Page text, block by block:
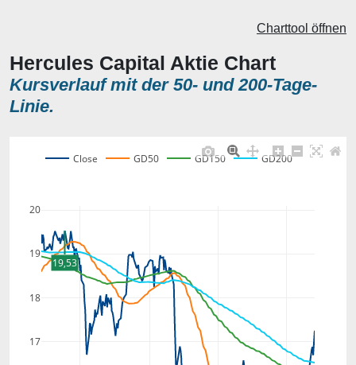
Hercules Capital Aktie Chart
Kursverlauf mit der 50- und 200-Tage-
Linie.
Charttool öffnen
17
18
19
20
Close GD50 GD150 GD200
19,53